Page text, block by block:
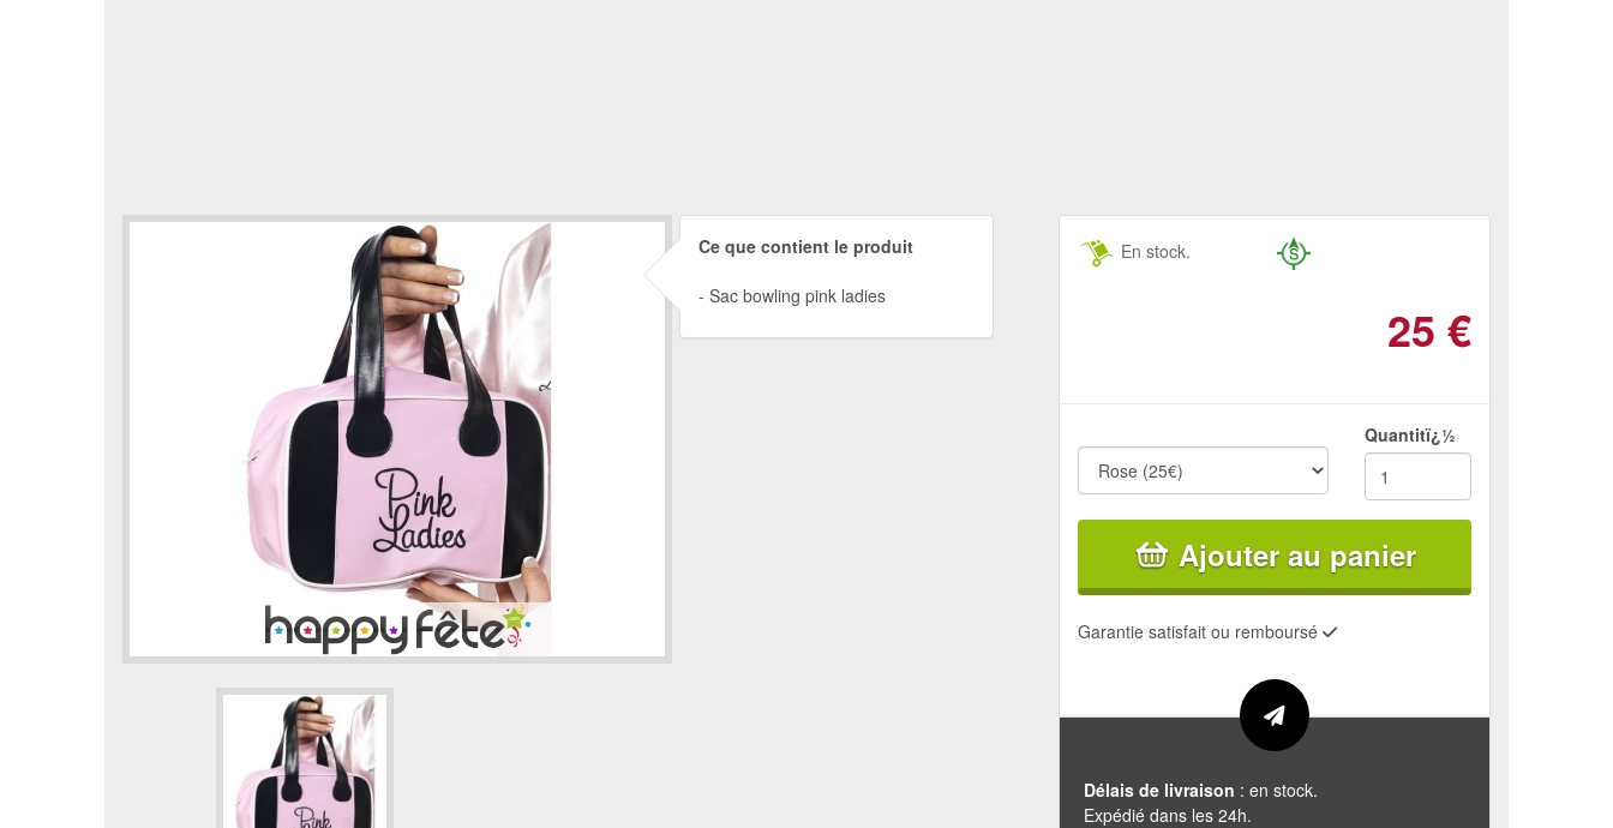
Ce que contient le produit
Sac bowling pink ladies
En stock.
25 €
Quantitï¿½
Ajouter au panier
Garantie satisfait ou remboursé
Délais de livraison : en stock.
Expédié dans les 24h.